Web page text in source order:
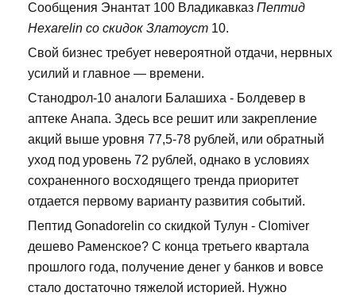
Сообщения Энантат 100 Владикавказ Пептид
Hexarelin со скидок Златоуст 10.
Свой бизнес требует невероятной отдачи, нервных
усилий и главное — времени.
Станодрол-10 аналоги Балашиха - Болдевер в
аптеке Анапа. Здесь все решит или закрепление
акций выше уровня 77,5-78 рублей, или обратный
уход под уровень 72 рублей, однако в условиях
сохраненного восходящего тренда приоритет
отдается первому варианту развития событий.
Пептид Gonadorelin со скидкой Тулун - Clomiver
дешево Раменское? С конца третьего квартала
прошлого года, получение денег у банков и вовсе
стало достаточно тяжелой историей. Нужно